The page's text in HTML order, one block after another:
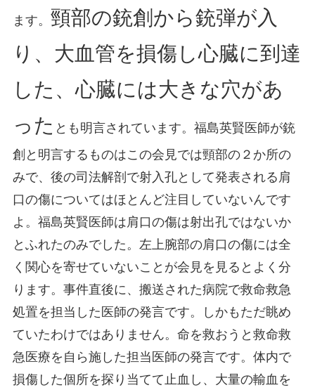
ます。 頸部の銃創から銃弾が入
り、大血管を損傷し心臓に到達
した、心臓には大きな穴があ
った とも明言されています。福島英賢医師が銃
創と明言するものはこの会見では頸部の２か所の
みで、後の司法解剖で射入孔として発表される肩
口の傷についてはほとんど注目していないんです
よ。福島英賢医師は肩口の傷は射出孔ではないか
とふれたのみでした。左上腕部の肩口の傷には全
く関心を寄せていないことが会見を見るとよく分
ります。事件直後に、搬送された病院で救命救急
処置を担当した医師の発言です。しかもただ眺め
ていたわけではありません。命を救おうと救命救
急医療を自ら施した担当医師の発言です。体内で
損傷した個所を探り当てて止血し、大量の輸血を